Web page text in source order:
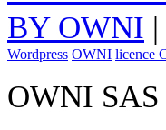
BY OWNI |
Wordpress OWNI licence
OWNI SAS